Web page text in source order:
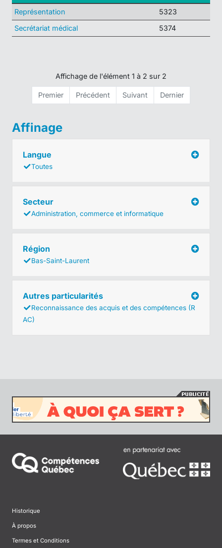
Représentation
5323
Secrétariat médical
5374
Affichage de l'élément 1 à 2 sur 2
Premier Précédent Suivant Dernier
Affinage
Langue
Toutes
Secteur
Administration, commerce et informatique
Région
Bas-Saint-Laurent
Autres particularités
Reconnaissance des acquis et des compétences (R
AC)
Historique
À propos
Termes et Conditions